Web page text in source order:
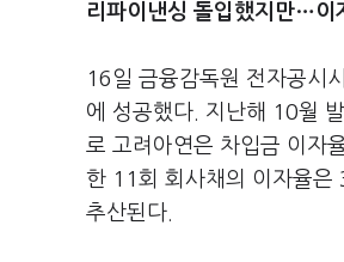
리파이낸싱 돌입했지만…이
16일 금융감독원 전자공시
에 성공했다. 지난해 10월
로 고려아연은 차입금 이자
한 11회 회사채의 이자율
추산된다.